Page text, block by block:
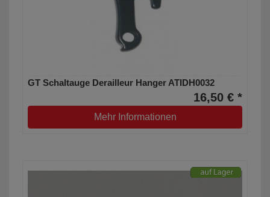
GT Schaltauge Derailleur Hanger ATIDH0032
16,50 € *
Mehr Informationen